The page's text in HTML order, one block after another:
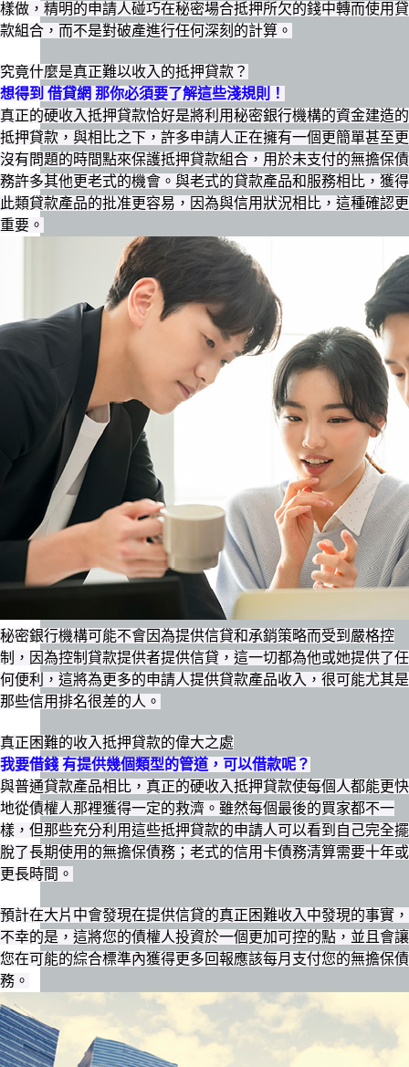
樣做，精明的申請人碰巧在秘密場合抵押所欠的錢中轉而使用貸
款組合，而不是對破產進行任何深刻的計算。
究竟什麼是真正難以收入的抵押貸款？
想得到 借貸網 那你必須要了解這些淺規則！
真正的硬收入抵押貸款恰好是將利用秘密銀行機構的資金建造的
抵押貸款，與相比之下，許多申請人正在擁有一個更簡單甚至更
沒有問題的時間點來保護抵押貸款組合，用於未支付的無擔保債
務許多其他更老式的機會。與老式的貸款產品和服務相比，獲得
此類貸款產品的批准更容易，因為與信用狀況相比，這種確認更
重要。
秘密銀行機構可能不會因為提供信貸和承銷策略而受到嚴格控
制，因為控制貸款提供者提供信貸，這一切都為他或她提供了任
何便利，這將為更多的申請人提供貸款產品收入，很可能尤其是
那些信用排名很差的人。
真正困難的收入抵押貸款的偉大之處
我要借錢 有提供幾個類型的管道，可以借款呢？
與普通貸款產品相比，真正的硬收入抵押貸款使每個人都能更快
地從債權人那裡獲得一定的救濟。雖然每個最後的買家都不一
樣，但那些充分利用這些抵押貸款的申請人可以看到自己完全擺
脫了長期使用的無擔保債務；老式的信用卡債務清算需要十年或
更長時間。
預計在大片中會發現在提供信貸的真正困難收入中發現的事實，
不幸的是，這將您的債權人投資於一個更加可控的點，並且會讓
您在可能的綜合標準內獲得更多回報應該每月支付您的無擔保債
務。